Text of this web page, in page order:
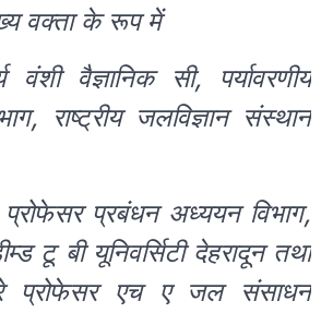
वक्ता के रूप में
वैज्ञानिक सी, पर्यावरणीय
राष्ट्रीय जलविज्ञान संस्थान
प्रोफेसर प्रबंधन अध्ययन विभाग,
टू बी यूनिवर्सिटी देहरादून तथा
प्रोफेसर एच ए जल संसाधन